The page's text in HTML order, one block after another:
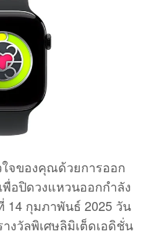
จของคุณด้วยการออก
พื่อปิดวงแหวนออกกำลัง
14 กุมภาพันธ์ 2025 วัน
งวัลพิเศษลิมิเต็ดเอดิชั่น